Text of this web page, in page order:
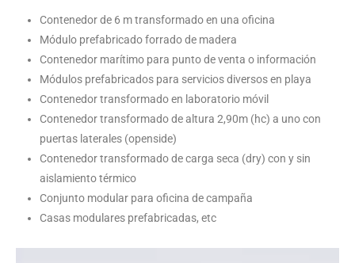
Contenedor de 6 m transformado en una oficina
Módulo prefabricado forrado de madera
Contenedor marítimo para punto de venta o información
Módulos prefabricados para servicios diversos en playa
Contenedor transformado en laboratorio móvil
Contenedor transformado de altura 2,90m (hc) a uno con
puertas laterales (openside)
Contenedor transformado de carga seca (dry) con y sin
aislamiento térmico
Conjunto modular para oficina de campaña
Casas modulares prefabricadas, etc